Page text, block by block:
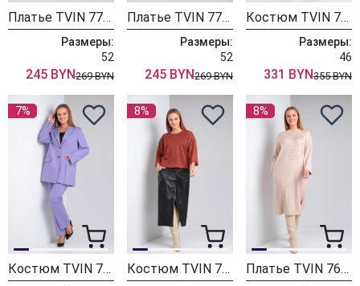
Платье TVIN 7769-1 молоко
Размеры:
52
245 BYN269 BYN
Платье TVIN 7769-1 ментол
Размеры:
52
245 BYN269 BYN
Костюм TVIN 7670 т.зеленый
Размеры:
46
331 BYN355 BYN
7%
Костюм TVIN 7670 лаванда
8%
Костюм TVIN 7663 терракот
8%
Платье TVIN 7668 беж